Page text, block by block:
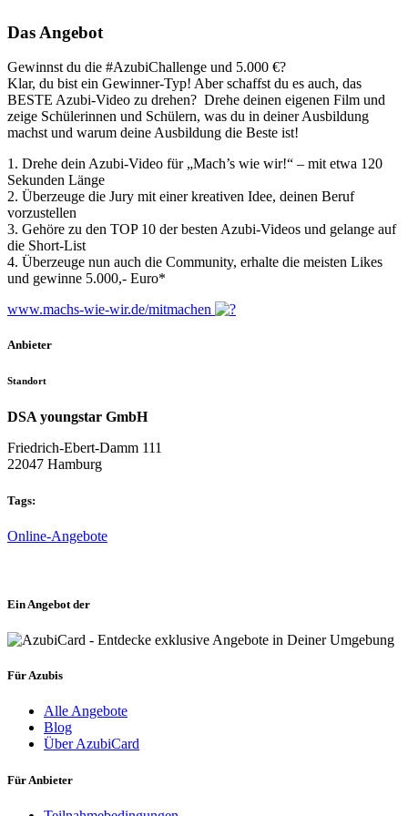
Das Angebot
Gewinnst du die #AzubiChallenge und 5.000 €?
Klar, du bist ein Gewinner-Typ! Aber schaffst du es auch, das
BESTE Azubi-Video zu drehen? Drehe deinen eigenen Film und
zeige Schülerinnen und Schülern, was du in deiner Ausbildung
machst und warum deine Ausbildung die Beste ist!
1. Drehe dein Azubi-Video für „Mach’s wie wir!“ – mit etwa 120
Sekunden Länge
2. Überzeuge die Jury mit einer kreativen Idee, deinen Beruf
vorzustellen
3. Gehöre zu den TOP 10 der besten Azubi-Videos und gelange auf
die Short-List
4. Überzeuge nun auch die Community, erhalte die meisten Likes
und gewinne 5.000,- Euro*
www.machs-wie-wir.de/mitmachen
Anbieter
Standort
DSA youngstar GmbH
Friedrich-Ebert-Damm 111
22047 Hamburg
Tags:
Online-Angebote
Ein Angebot der
Für Azubis
Alle Angebote
Blog
Über AzubiCard
Für Anbieter